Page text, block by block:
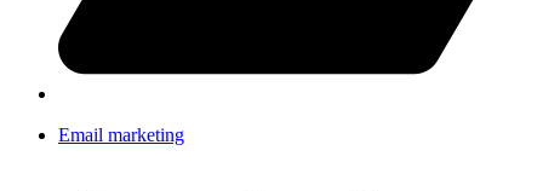
Email marketing